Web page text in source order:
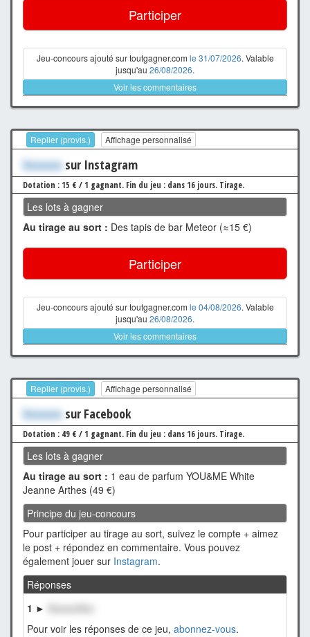
Participer
Jeu-concours ajouté sur toutgagner.com le 31/07/2026. Valable
jusqu'au 26/08/2026.
Voir les commentaires
Replier (provis.) Affichage personnalisé
Xxxxxxx sur Instagram
Dotation : 15 € / 1 gagnant. Fin du jeu : dans 16 jours. Tirage.
Les lots à gagner
Au tirage au sort : Des tapis de bar Meteor (≈15 €)
Participer
Jeu-concours ajouté sur toutgagner.com le 04/08/2026. Valable
jusqu'au 26/08/2026.
Voir les commentaires
Replier (provis.) Affichage personnalisé
Xxxxxxx sur Facebook
Dotation : 49 € / 1 gagnant. Fin du jeu : dans 16 jours. Tirage.
Les lots à gagner
Au tirage au sort : 1 eau de parfum YOU&ME White
Jeanne Arthes (49 €)
Principe du jeu-concours
Pour participer au tirage au sort, suivez le compte + aimez
le post + répondez en commentaire. Vous pouvez
également jouer sur Instagram.
Réponses
1 ►
Pour voir les réponses de ce jeu, abonnez-vous.